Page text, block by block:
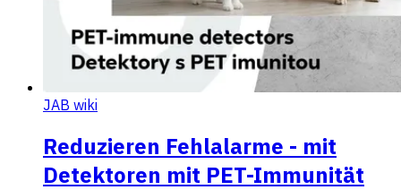
JAB wiki
Reduzieren Fehlalarme - mit
Detektoren mit PET-Immunität